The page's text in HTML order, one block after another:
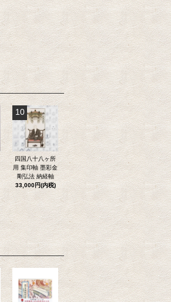
10
四国八十八ヶ所
用 集印軸 墨彩金
剛弘法 納経軸
33,000円(内税)